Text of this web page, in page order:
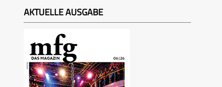
AKTUELLE AUSGABE